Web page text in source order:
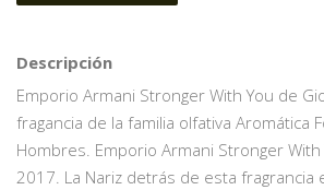
Descripción
Emporio Armani Stronger With You de
fragancia de la familia olfativa Aromática
Hombres. Emporio Armani Stronger
2017. La Nariz detrás de esta fragrancia